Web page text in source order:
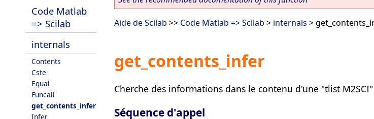
Code Matlab
=> Scilab
internals
Contents
Cste
Equal
Funcall
get_contents_infer
Infer
Aide de Scilab >> Code Matlab => Scilab > internals >
get_contents_infer
Cherche des informations dans le contenu d'une "tlist M2SCI"
Séquence d'appel